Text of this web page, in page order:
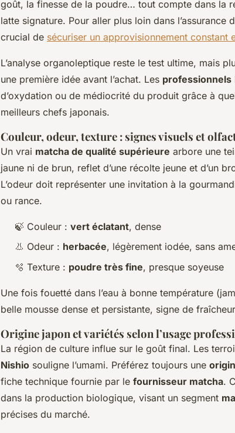
goût, la finesse de la poudre… tout compte dans la
latte signature. Pour aller plus loin dans l’assurance
crucial de sécuriser un approvisionnement constant
L’analyse organoleptique reste le test ultime, mais
une première idée avant l’achat. Les professionnels
d’oxydation ou de médiocrité du produit grâce à
meilleurs chefs japonais.
Couleur, odeur, texture : signes visuels et
Un vrai matcha de qualité supérieure arbore une
jaune ni de brun, reflet d’une récolte jeune et d’un
L’odeur doit représenter une invitation à la
ou rance.
🍃 Couleur : vert éclatant, dense
👃 Odeur : herbacée, légèrement iodée, sans
🫧 Texture : poudre très fine, presque soyeuse
Une fois fouetté dans l’eau à bonne température
belle mousse dense et persistante, signe de
Origine japon et variétés selon l’usage
La région de culture influe sur le goût final. Les
Nishio souligne l’umami. Préférez toujours une
fiche technique fournie par le fournisseur matcha.
dans la production biologique, visant un segment
précises du marché.